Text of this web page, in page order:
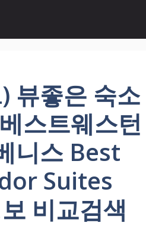
뷰좋은 숙소
스트웨스턴
니스 Best
Suites
비교검색